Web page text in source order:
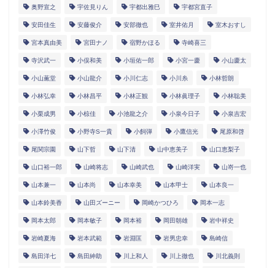
奥野宣之 宇佐見りん 宇都出雅巳 宇都宮直子
安田佳生 安藤俊介 安部徹也 室井佑月 室木おすし
宮本真由美 宮田ナノ 宿野かほる 寺崎喜三
寺沢武一 小俣和美 小垣佑一郎 小宮一慶 小山慶太
小山薫堂 小山龍介 小川仁志 小川糸 小林哲朗
小林弘幸 小林昌平 小林正観 小林眞理子 小林聡美
小栗成男 小椋佳 小池龍之介 小泉今日子 小泉吉宏
小澤竹俊 小野寺S一貴 小飼弾 小鷹信光 尾原和啓
尾関宗園 山下哲 山下清 山中恵美子 山口恵梨子
山口裕一郎 山崎将志 山崎武也 山崎洋実 山嵜一也
山本兼一 山本尚 山本幸美 山本甲士 山本良一
山本鈴美香 山田ズーニー 岡崎かつひろ 岡本一志
岡本太郎 岡本敏子 岡本裕 岡田朝雄 岩中祥史
岩崎夏海 岩本武範 岩淵匡 岩男忠幸 島崎信
島田洋七 島田紳助 川上和人 川上徹也 川北義則